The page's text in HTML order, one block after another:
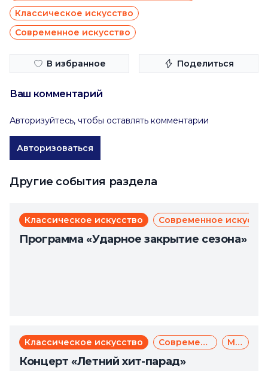
Классическое искусство
Современное искусство
В избранное Поделиться
Ваш комментарий
Авторизуйтесь, чтобы оставлять комментарии
Авторизоваться
Другие события раздела
Классическое искусство Современное
Программа «Ударное закрытие сезона»
Классическое искусство Современное искусство Музыка
Концерт «Летний хит-парад»